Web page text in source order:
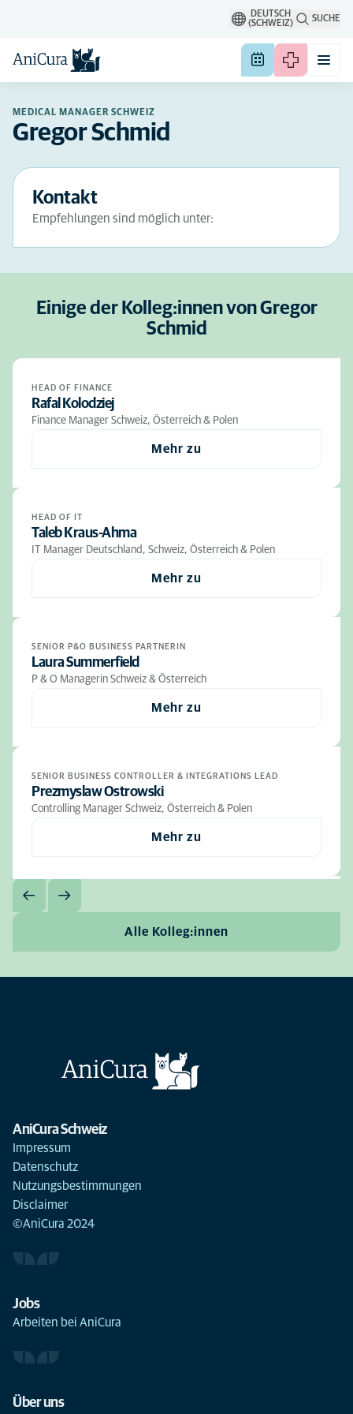
DEUTSCH
(SCHWEIZ)
SUCHE
MEDICAL MANAGER SCHWEIZ
Gregor Schmid
Kontakt
Empfehlungen sind möglich unter:
Einige der Kolleg:innen von Gregor
Schmid
HEAD OF FINANCE
Rafal Kolodziej
Finance Manager Schweiz, Österreich & Polen
Mehr zu
HEAD OF IT
Taleb Kraus-Ahma
IT Manager Deutschland, Schweiz, Österreich & Polen
Mehr zu
SENIOR P&O BUSINESS PARTNERIN
Laura Summerfield
P & O Managerin Schweiz & Österreich
Mehr zu
SENIOR BUSINESS CONTROLLER & INTEGRATIONS LEAD
Prezmyslaw Ostrowski
Controlling Manager Schweiz, Österreich & Polen
Mehr zu
Alle Kolleg:innen
AniCura Schweiz
Impressum
Datenschutz
Nutzungsbestimmungen
Disclaimer
©AniCura 2024
Jobs
Arbeiten bei AniCura
Über uns